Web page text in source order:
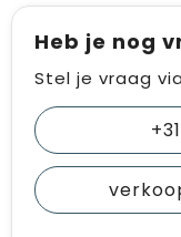
Heb je nog
Stel je vraag